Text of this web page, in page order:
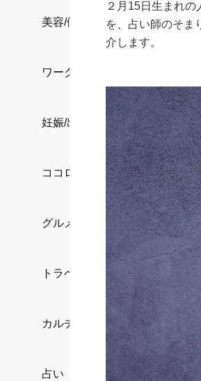
美容/健康
ワークスタイル
妊娠/出産/家族
ココロ/カラダ
グルメ
トラベル
カルチャー/エンタメ
占い
２月15日生まれ
を、占い師のそま
介します。